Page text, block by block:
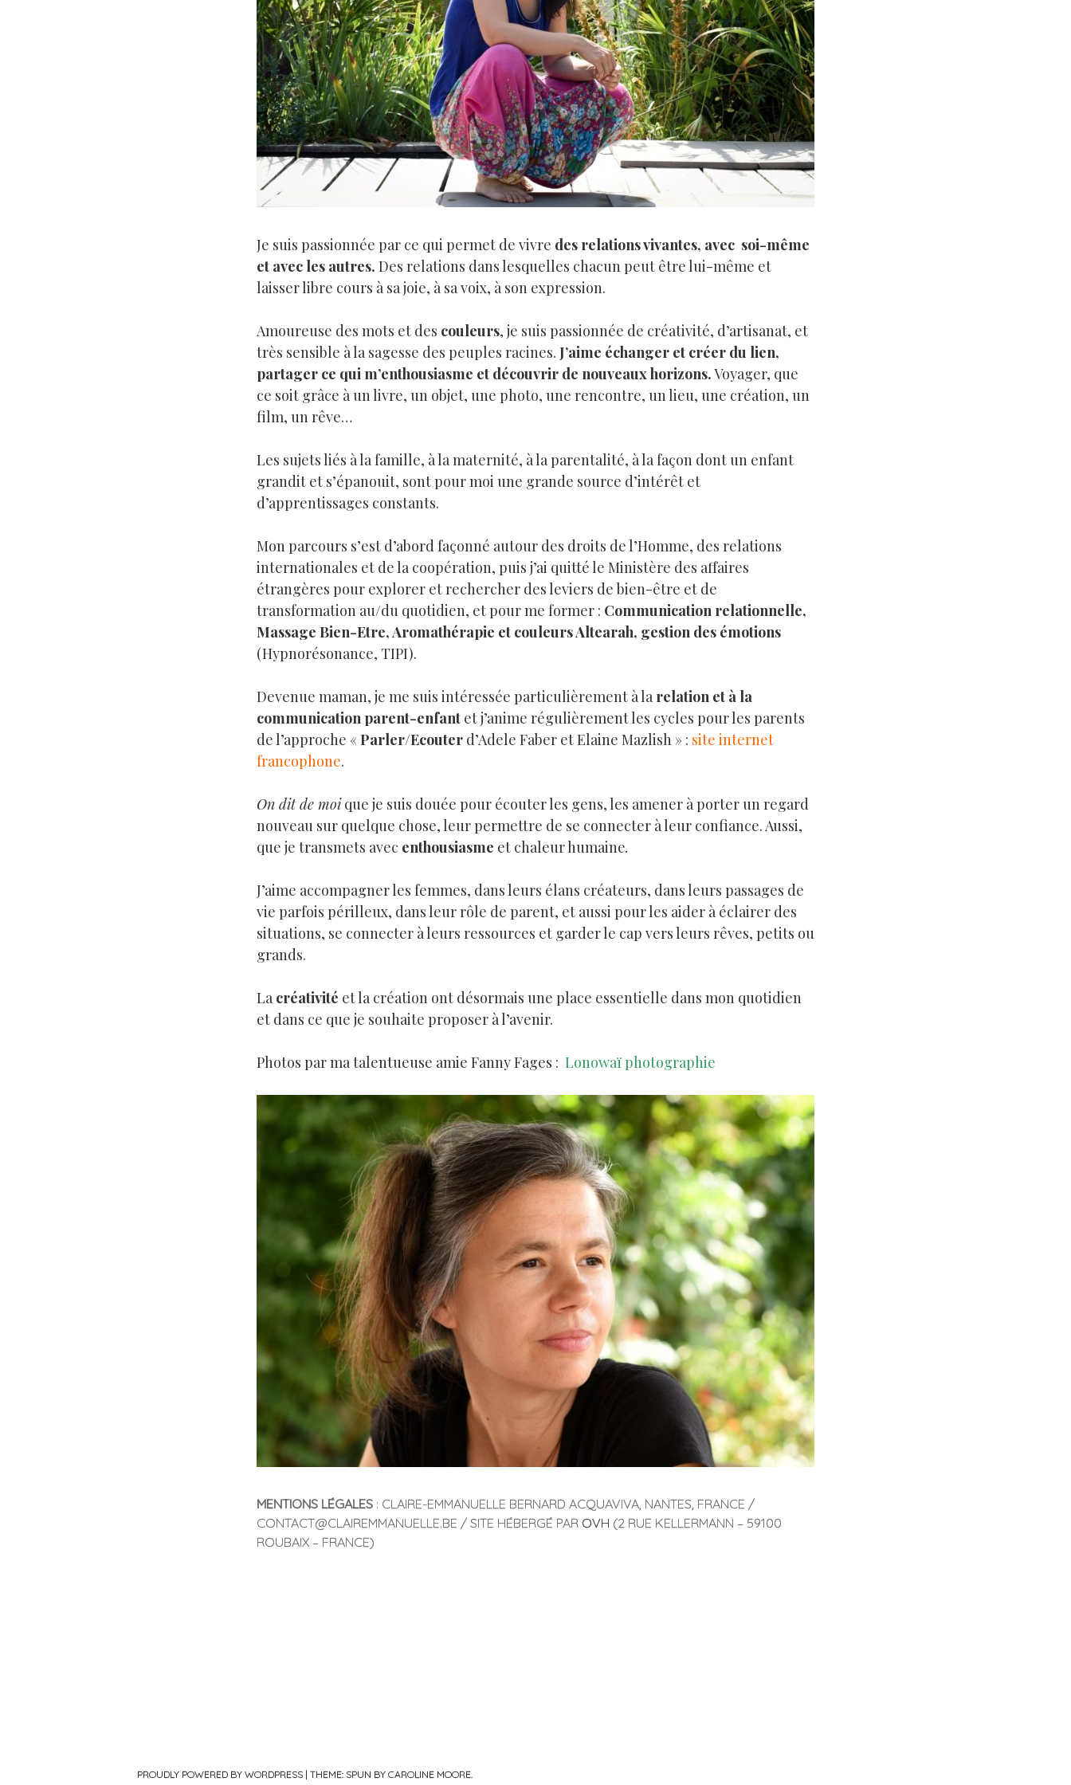
Je suis passionnée par ce qui permet de vivre des relations vivantes, avec soi-même
et avec les autres. Des relations dans lesquelles chacun peut être lui-même et
laisser libre cours à sa joie, à sa voix, à son expression.
Amoureuse des mots et des couleurs, je suis passionnée de créativité, d’artisanat, et
très sensible à la sagesse des peuples racines. J’aime échanger et créer du lien,
partager ce qui m’enthousiasme et découvrir de nouveaux horizons.Voyager, que
ce soit grâce à un livre, un objet, une photo, une rencontre, un lieu, une création, un
film, un rêve…
Les sujets liés à la famille, à la maternité, à la parentalité, à la façon dont un enfant
grandit et s’épanouit, sont pour moi une grande source d’intérêt et
d’apprentissages constants.
Mon parcours s’est d’abord façonné autour des droits de l’Homme, des relations
internationales et de la coopération, puis j’ai quitté le Ministère des affaires
étrangères pour explorer et rechercher des leviers de bien-être et de
transformation au/du quotidien, et pour me former : Communication relationnelle,
Massage Bien-Etre, Aromathérapie et couleurs Altearah, gestion des émotions
(Hypnorésonance, TIPI).
Devenue maman, je me suis intéressée particulièrement à la relation et à la
communication parent-enfant et j’anime régulièrement les cycles pour les parents
de l’approche « Parler/Ecouter d’Adele Faber et Elaine Mazlish » : site internet
francophone.
On dit de moique je suis douée pour écouter les gens, les amener à porter un regard
nouveau sur quelque chose, leur permettre de se connecter à leur confiance. Aussi,
que je transmets avec enthousiasme et chaleur humaine.
J’aime accompagner les femmes, dans leurs élans créateurs, dans leurs passages de
vie parfois périlleux, dans leur rôle de parent, et aussi pour les aider à éclairer des
situations, se connecter à leurs ressources et garder le cap vers leurs rêves, petits ou
grands.
La créativité et la création ont désormais une place essentielle dans mon quotidien
et dans ce que je souhaite proposer à l’avenir.
Photos par ma talentueuse amie Fanny Fages : Lonowaï photographie
MENTIONS LÉGALES : CLAIRE-EMMANUELLE BERNARD ACQUAVIVA, NANTES, FRANCE /
CONTACT@CLAIREMMANUELLE.BE / SITE HÉBERGÉ PAR OVH (2 RUE KELLERMANN – 59100
ROUBAIX – FRANCE)
PROUDLY POWERED BY WORDPRESS | THEME: SPUN BY CAROLINE MOORE.